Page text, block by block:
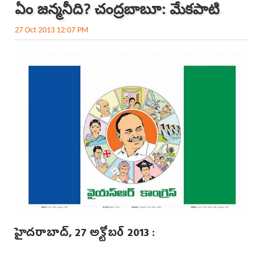
ఏం జన్మ నీది? చంద్రబాబూ: మేకపాటి
27 Oct 2013 12:07 PM
హైదరాబాద్, 27 అక్టోబర్ 2013 :